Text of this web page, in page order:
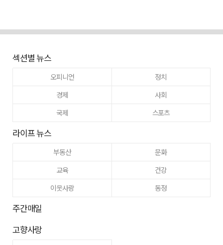
섹션별 뉴스
오피니언
정치
경제
사회
국제
스포츠
라이프 뉴스
부동산
문화
교육
건강
이웃사랑
동정
주간매일
고향사랑